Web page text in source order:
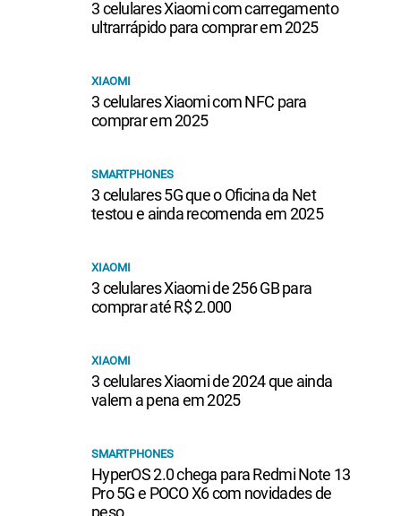
3 celulares Xiaomi com carregamento
ultrarrápido para comprar em 2025
XIAOMI
3 celulares Xiaomi com NFC para
comprar em 2025
SMARTPHONES
3 celulares 5G que o Oficina da Net
testou e ainda recomenda em 2025
XIAOMI
3 celulares Xiaomi de 256 GB para
comprar até R$ 2.000
XIAOMI
3 celulares Xiaomi de 2024 que ainda
valem a pena em 2025
SMARTPHONES
HyperOS 2.0 chega para Redmi Note 13
Pro 5G e POCO X6 com novidades de
peso